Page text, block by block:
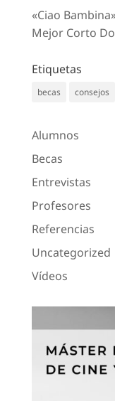
«Ciao
Mejor Corto
Etiquetas
becas consejos
Alumnos
Becas
Entrevistas
Profesores
Referencias
Uncategorized
Vídeos